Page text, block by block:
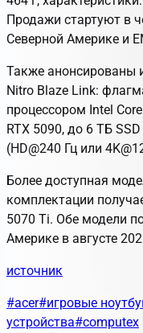
Продажи стартуют в
Северной Америке и
Также анонсированы
Nitro Blaze Link:
процессором Intel
RTX 5090, до 6 ТБ
(HD@240 Гц или
Более доступная
комплектации
5070 Ti. Обе модели
Америке в августе
источник
#acer#игровые
устройства#computex